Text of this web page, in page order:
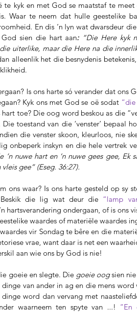
kyk en met God se maatstaf te meet
Waar te neem dat hulle geestelike
En dis ‘n lyn wat dwarsdeur
sien die hart aan: “Die Here kyk
uiterlike, maar die Here na die
alleenlik het die besnydenis
Is ons harte só verander dat ons
Kyk ons met God se oë sodat
toe? Die oog word beskou as die
toestand van die ‘venster’ bepaal
die venster skoon, kleurloos, nie
onbeperk inskyn en die hele vertrek
‘n nuwe hart en ‘n nuwe gees gee, Ek
gee” (Eseg. 36:27).
ons waar? Is ons harte gesteld op sy
Beskik die lig wat deur die “lamp
hartsverandering ondergaan, of is ons
waardes of materiële waardes
vir Sondag te bêre en die
vrae, want daar is net een
aan wie ons by God is nie!
goeie en slegte. Die goeie oog sien
van ander in ag en die mens word
word dan vervang met
waarneem ten spyte van ...! “En